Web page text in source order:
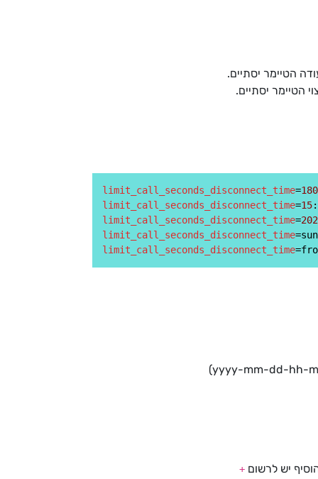
הטיימר יסתיים.
הטיימר יסתיים.
limit_call_seconds_disconnect_time=180
limit_call_seconds_disconnect_time=15:
limit_call_seconds_disconnect_time=
limit_call_seconds_disconnect_time
limit_call_seconds_disconnect_time
יש לרשום +